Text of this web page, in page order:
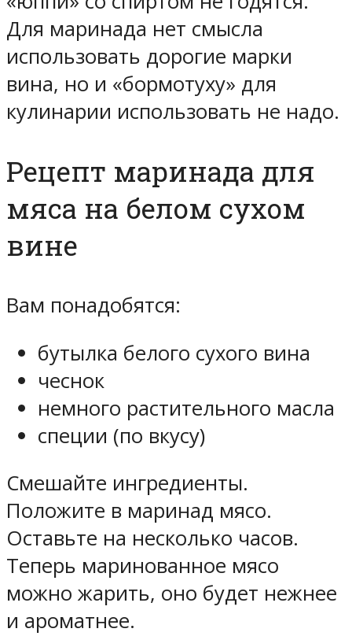
Для маринада нет смысла
использовать дорогие марки
вина, но и «бормотуху» для
кулинарии использовать не надо.
Рецепт маринада для
мяса на белом сухом
вине
Вам понадобятся:
бутылка белого сухого вина
чеснок
немного растительного масла
специи (по вкусу)
Смешайте ингредиенты.
Положите в маринад мясо.
Оставьте на несколько часов.
Теперь маринованное мясо
можно жарить, оно будет нежнее
и ароматнее.